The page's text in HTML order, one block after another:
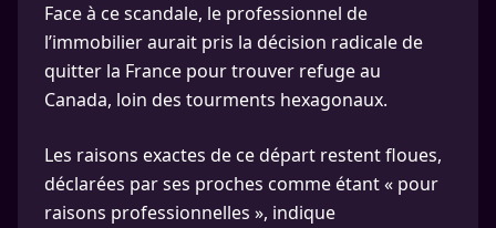
Face à ce scandale, le professionnel de
l’immobilier aurait pris la décision radicale de
quitter la France pour trouver refuge au
Canada, loin des tourments hexagonaux.
Les raisons exactes de ce départ restent floues,
déclarées par ses proches comme étant « pour
raisons professionnelles », indique